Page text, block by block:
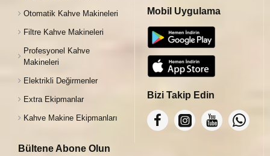
Otomatik Kahve Makineleri
Filtre Kahve Makineleri
Profesyonel Kahve
Makineleri
Elektrikli Değirmenler
Extra Ekipmanlar
Kahve Makine Ekipmanları
Mobil Uygulama
Bizi Takip Edin
Bültene Abone Olun